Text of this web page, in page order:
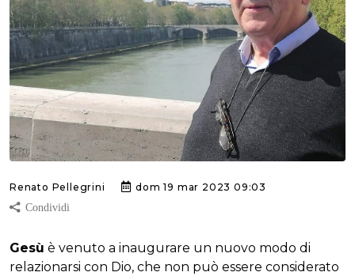
Renato Pellegrini dom 19 mar 2023 09:03
Gesù è venuto a inaugurare un nuovo modo di
relazionarsi con Dio, che non può essere considerato